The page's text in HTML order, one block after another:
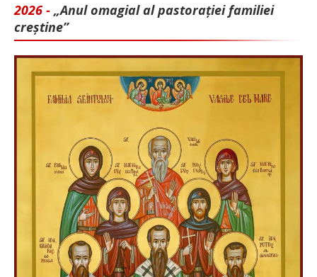
2026 - „Anul omagial al pastorației familiei
creștine”